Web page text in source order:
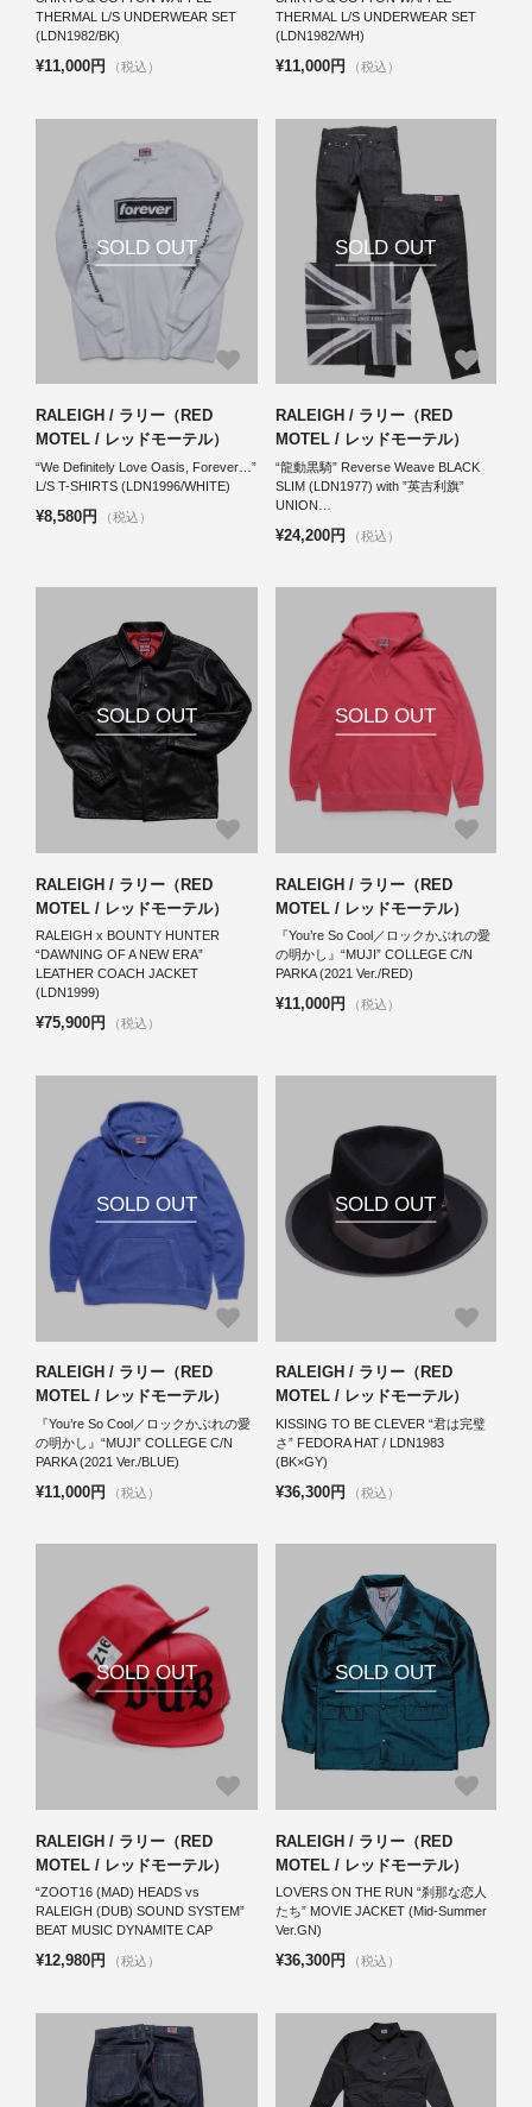
THERMAL L/S UNDERWEAR SET
(LDN1982/BK)
¥11,000円 （税込）
THERMAL L/S UNDERWEAR SET
(LDN1982/WH)
¥11,000円 （税込）
SOLD OUT
RALEIGH / ラリー（RED
MOTEL / レッドモーテル）
“We Definitely Love Oasis, Forever…”
L/S T-SHIRTS (LDN1996/WHITE)
¥8,580円 （税込）
SOLD OUT
RALEIGH / ラリー（RED
MOTEL / レッドモーテル）
“龍動黒騎” Reverse Weave BLACK
SLIM (LDN1977) with ”英吉利旗”
UNION…
¥24,200円 （税込）
SOLD OUT
RALEIGH / ラリー（RED
MOTEL / レッドモーテル）
RALEIGH x BOUNTY HUNTER
“DAWNING OF A NEW ERA”
LEATHER COACH JACKET
(LDN1999)
¥75,900円 （税込）
SOLD OUT
RALEIGH / ラリー（RED
MOTEL / レッドモーテル）
『You’re So Cool／ロックかぶれの愛
の明かし』“MUJI” COLLEGE C/N
PARKA (2021 Ver./RED)
¥11,000円 （税込）
SOLD OUT
RALEIGH / ラリー（RED
MOTEL / レッドモーテル）
『You’re So Cool／ロックかぶれの愛
の明かし』“MUJI” COLLEGE C/N
PARKA (2021 Ver./BLUE)
¥11,000円 （税込）
SOLD OUT
RALEIGH / ラリー（RED
MOTEL / レッドモーテル）
KISSING TO BE CLEVER “君は完璧
さ” FEDORA HAT / LDN1983
(BK×GY)
¥36,300円 （税込）
SOLD OUT
RALEIGH / ラリー（RED
MOTEL / レッドモーテル）
“ZOOT16 (MAD) HEADS vs
RALEIGH (DUB) SOUND SYSTEM”
BEAT MUSIC DYNAMITE CAP
¥12,980円 （税込）
SOLD OUT
RALEIGH / ラリー（RED
MOTEL / レッドモーテル）
LOVERS ON THE RUN “刹那な恋人
たち” MOVIE JACKET (Mid-Summer
Ver.GN)
¥36,300円 （税込）